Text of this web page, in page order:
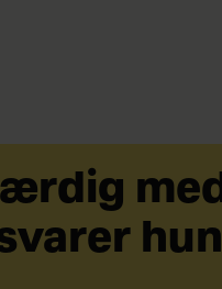
med
hun